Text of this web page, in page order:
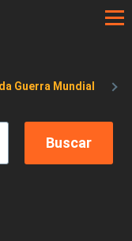
ayuda a la
Guerra Mundial